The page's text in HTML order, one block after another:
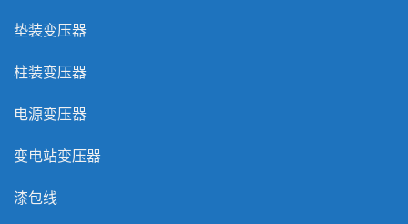
垫装变压器
柱装变压器
电源变压器
变电站变压器
漆包线